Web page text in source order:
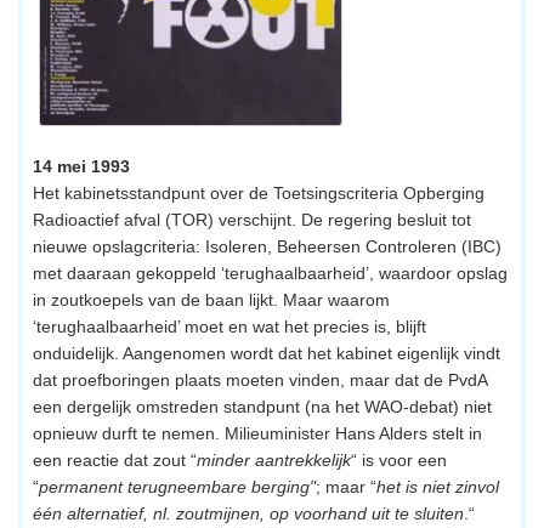
14 mei 1993
Het kabinetsstandpunt over de Toetsingscriteria Opberging
Radioactief afval (TOR) verschijnt. De regering besluit tot
nieuwe opslagcriteria: Isoleren, Beheersen Controleren (IBC)
met daaraan gekoppeld ‘terughaalbaarheid’, waardoor opslag
in zoutkoepels van de baan lijkt. Maar waarom
‘terughaalbaarheid’ moet en wat het precies is, blijft
onduidelijk. Aangenomen wordt dat het kabinet eigenlijk vindt
dat proefboringen plaats moeten vinden, maar dat de PvdA
een dergelijk omstreden standpunt (na het WAO-debat) niet
opnieuw durft te nemen. Milieuminister Hans Alders stelt in
een reactie dat zout “minder aantrekkelijk“ is voor een
“permanent terugneembare berging"; maar “het is niet zinvol
één alternatief, nl. zoutmijnen, op voorhand uit te sluiten .“